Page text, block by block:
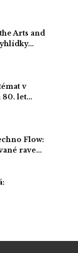
Arts and
v
80. let…
Flow:
rave…